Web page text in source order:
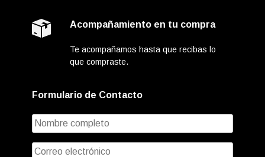
Acompañamiento en tu compra
Te acompañamos hasta que recibas lo
que compraste.
Formulario de Contacto